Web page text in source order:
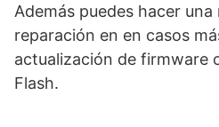
Además puedes hacer
reparación en en casos
actualización de firmware
Flash.